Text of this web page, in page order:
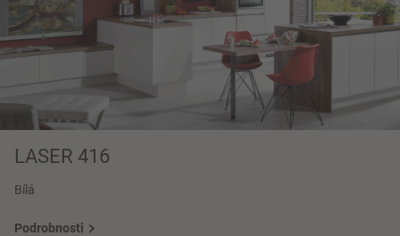
LASER 416
Bílá
Podrobnosti